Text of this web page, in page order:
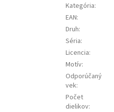
Kategória:
EAN:
Druh:
Séria:
Licencia:
Motív:
Odporúčaný
vek:
Počet
dielikov: